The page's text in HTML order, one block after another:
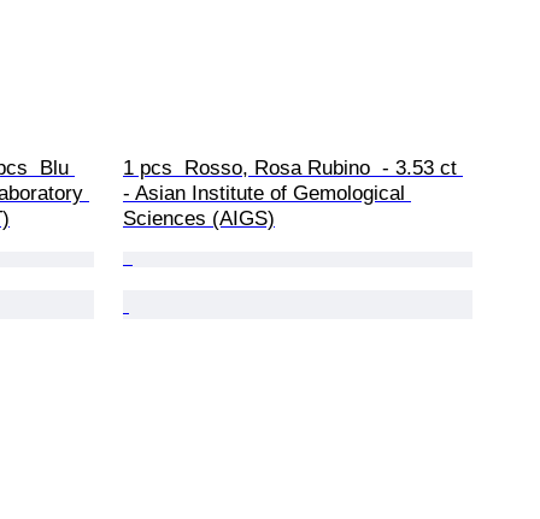
Blu
1 pcs  Rosso, Rosa Rubino  - 3.53 ct
- Asian Institute of Gemological
Sciences (AIGS)